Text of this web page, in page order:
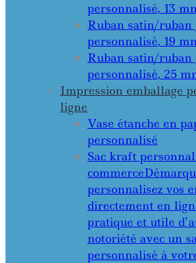
personnalisé, 13
Ruban satin/ruban
personnalisé, 19
Ruban satin/ruban
personnalisé, 25
Impression emballage
ligne
Vase étanche en
personnalisé
Sac kraft
commerce
personnalisez vos
directement en
pratique et utile
notoriété avec un
personnalisé à